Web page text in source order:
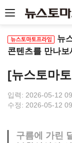
뉴
콘텐츠를 만나보
[뉴스토마
입력: 2026-05-12
수정: 2026-05-12
구름에 가린